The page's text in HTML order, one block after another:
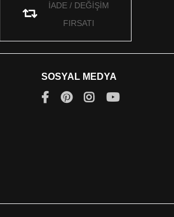
İADE / DEĞİŞİM
FIRSATI
SOSYAL MEDYA